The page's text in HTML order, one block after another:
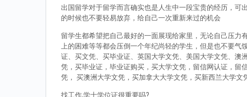
出国留学对于留学而言确实也是人生中一段宝贵的经历，
的时候也不要轻易放弃，给自己一次重新来过的机会
留学生都希望把自己最好的一面展现给家里，无论自己压
上的困难等等都会压倒一个年纪尚轻的学生，但是也不要
证、买文凭、买毕业证、英国大学文凭、美国大学文凭、澳
凭，买毕业证，毕业证购买，买大学文凭，留信网认证，留
凭， 买澳洲大学文凭，买加拿大大学文凭，买新西兰大学
找工作,学士学位证很重要吗?